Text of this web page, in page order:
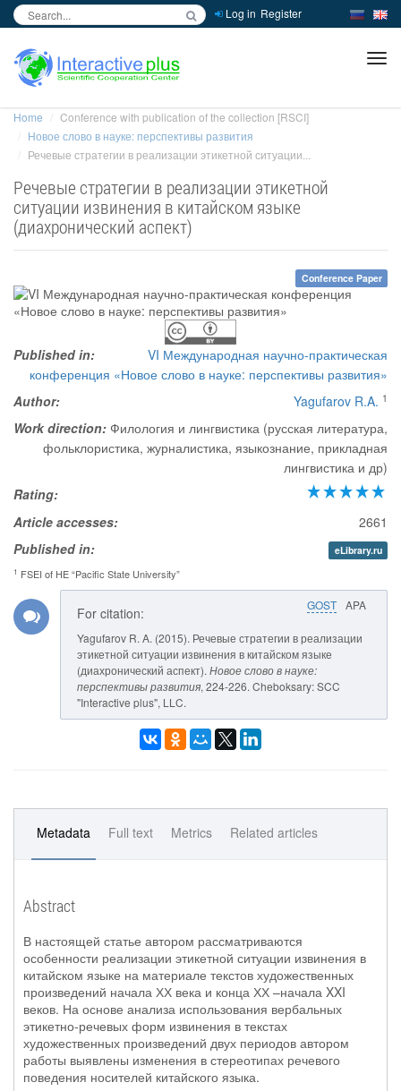
Log in Register
Home
Conference with publication of the collection [RSCI]
Новое слово в науке: перспективы развития
Речевые стратегии в реализации этикетной ситуации...
Речевые стратегии в реализации этикетной
ситуации извинения в китайском языке
(диахронический аспект)
Conference Paper
Published in:
VI Международная научно-практическая
конференция «Новое слово в науке: перспективы развития»
Author:
Yagufarov R.A. 1
Work direction: Филология и лингвистика (русская литература,
фольклористика, журналистика, языкознание, прикладная
лингвистика и др)
Rating:
Article accesses:
2661
Published in:
eLibrary.ru
1 FSEI of HE “Pacific State University”
GOST APA
For citation:
Yagufarov R. A. (2015). Речевые стратегии в реализации
этикетной ситуации извинения в китайском языке
(диахронический аспект). Новое слово в науке:
перспективы развития, 224-226. Cheboksary: SCC
"Interactive plus", LLC.
Metadata Full text Metrics Related articles
Abstract
В настоящей статье автором рассматриваются
особенности реализации этикетной ситуации извинения в
китайском языке на материале текстов художественных
произведений начала ХХ века и конца ХХ –начала XXI
веков. На основе анализа использования вербальных
этикетно-речевых форм извинения в текстах
художественных произведений двух периодов автором
работы выявлены изменения в стереотипах речевого
поведения носителей китайского языка.